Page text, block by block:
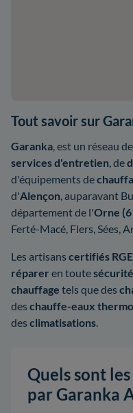
Tout savoir sur
Garanka, est un réseau
services d'entretien, de
d'équipements de
d'Alençon, auparavant
département de l'Orne
Ferté-Macé, Flers, Sées,
Les artisans certifiés RGE
réparer en toutesécurité
chauffage tels que des
des chauffe-eaux
des climatisations.
Quels sont
par Garanka